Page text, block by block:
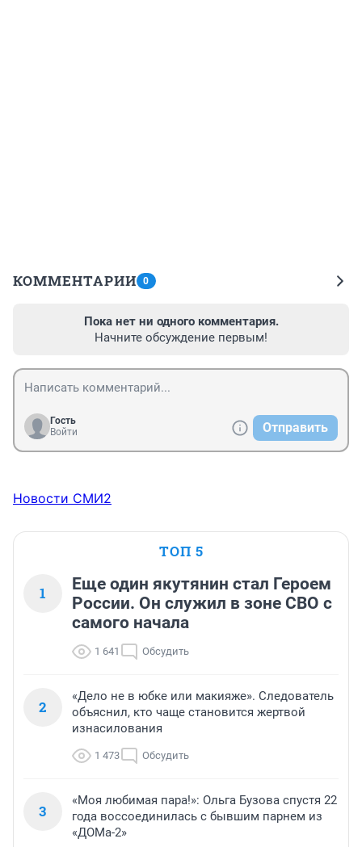
КОММЕНТАРИИ 0
Пока нет ни одного комментария.
Начните обсуждение первым!
Гость
Войти
Отправить
Новости СМИ2
ТОП 5
1
Еще один якутянин стал Героем
России. Он служил в зоне СВО с
самого начала
1 641 Обсудить
2
«Дело не в юбке или макияже». Следователь
объяснил, кто чаще становится жертвой
изнасилования
1 473 Обсудить
3
«Моя любимая пара!»: Ольга Бузова спустя 22
года воссоединилась с бывшим парнем из
«ДОМа-2»